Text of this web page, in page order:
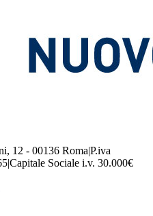
12 - 00136 Roma|P.iva
|Capitale Sociale i.v. 30.000€